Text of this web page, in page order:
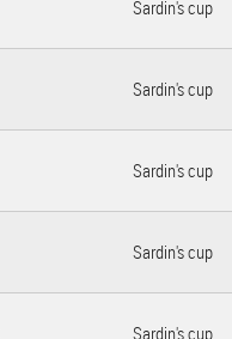
Sardin's cup
Sardin's cup
Sardin's cup
Sardin's cup
Sardin's cup